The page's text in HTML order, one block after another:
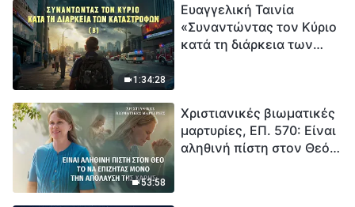
1:34:28
Ευαγγελική Ταινία
«Συναντώντας τον Κύριο
κατά τη διάρκεια των
εξαφάνισης». Οι
καταστροφές χτυπούν.
Ξεκινά η αντίστροφη
53:58
Χριστιανικές βιωματικές
μαρτυρίες, ΕΠ. 570: Είναι
αληθινή πίστη στον Θεό